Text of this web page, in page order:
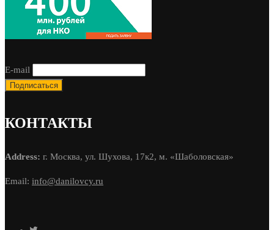
E-mail
КОНТАКТЫ
Address: г. Москва, ул. Шухова, 17к2, м. «Шаболовская»
Email: info@danilovcy.ru